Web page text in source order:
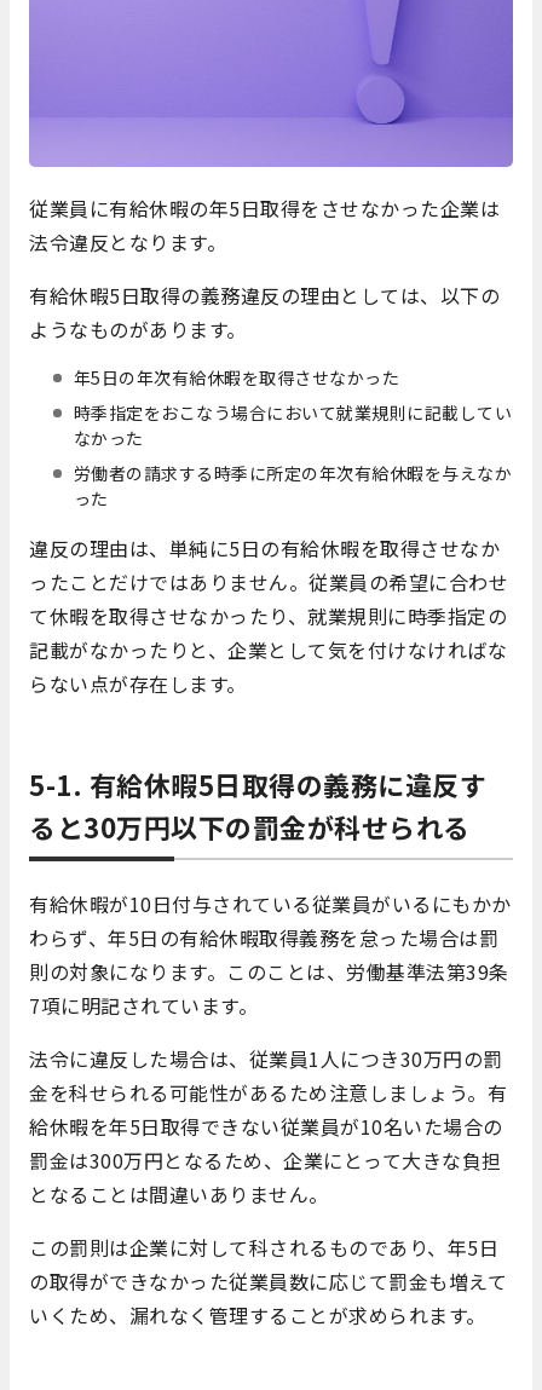
従業員に有給休暇の年5日取得をさせなかった企業は
法令違反となります。
有給休暇5日取得の義務違反の理由としては、以下の
ようなものがあります。
年5日の年次有給休暇を取得させなかった
時季指定をおこなう場合において就業規則に記載してい
なかった
労働者の請求する時季に所定の年次有給休暇を与えなか
った
違反の理由は、単純に5日の有給休暇を取得させなか
ったことだけではありません。従業員の希望に合わせ
て休暇を取得させなかったり、就業規則に時季指定の
記載がなかったりと、企業として気を付けなければな
らない点が存在します。
5-1. 有給休暇5日取得の義務に違反す
ると30万円以下の罰金が科せられる
有給休暇が10日付与されている従業員がいるにもかか
わらず、年5日の有給休暇取得義務を怠った場合は罰
則の対象になります。このことは、労働基準法第39条
7項に明記されています。
法令に違反した場合は、従業員1人につき30万円の罰
金を科せられる可能性があるため注意しましょう。有
給休暇を年5日取得できない従業員が10名いた場合の
罰金は300万円となるため、企業にとって大きな負担
となることは間違いありません。
この罰則は企業に対して科されるものであり、年5日
の取得ができなかった従業員数に応じて罰金も増えて
いくため、漏れなく管理することが求められます。